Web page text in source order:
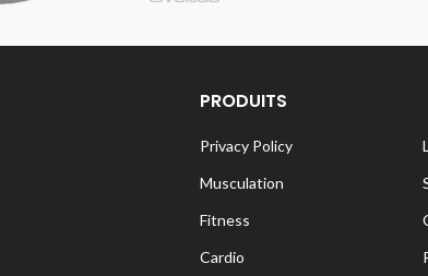
PRODUITS
Privacy Policy
Musculation
Fitness
Cardio